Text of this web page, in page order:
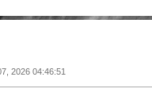
2026 04:46:51